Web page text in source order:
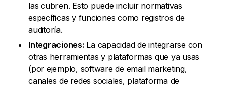
las cubren. Esto puede incluir normativas
específicas y funciones como registros de
auditoría.
Integraciones: La capacidad de integrarse con
otras herramientas y plataformas que ya usas
(por ejemplo, software de email marketing,
canales de redes sociales, plataforma de